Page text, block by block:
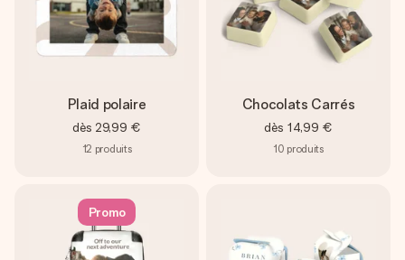
Plaid polaire
dès 29,99 €
12 produits
Chocolats Carrés
dès 14,99 €
10 produits
Promo